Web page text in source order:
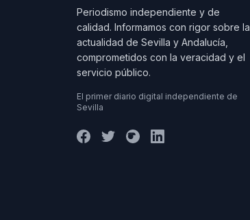
Periodismo independiente y de
calidad. Informamos con rigor sobre la
actualidad de Sevilla y Andalucía,
comprometidos con la veracidad y el
servicio público.
El primer diario digital independiente de
Sevilla